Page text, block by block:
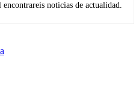
noticias de actualidad.